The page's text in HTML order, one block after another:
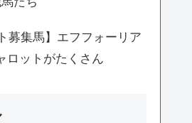
募集馬】エフフォーリア
ロットがたくさん